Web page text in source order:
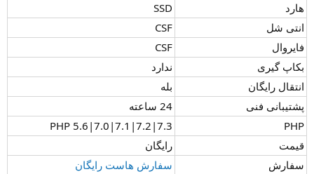
هارد
SSD
انتی شل
CSF
فایروال
CSF
بکاپ گیری
ندارد
انتقال رایگان
بله
پشتیبانی فنی
24 ساعته
PHP
7.3|7.2|PHP 5.6|7.0|7.1
قیمت
رایگان
سفارش
سفارش هاست رایگان